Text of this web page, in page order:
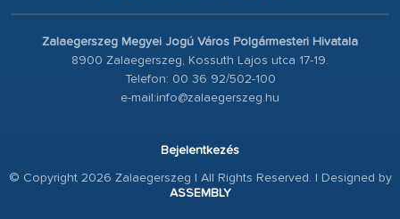
Zalaegerszeg Megyei Jogú Város Polgármesteri Hivatala
8900 Zalaegerszeg, Kossuth Lajos utca 17-19.
Telefon: 00 36 92/502-100
e-mail:info@zalaegerszeg.hu
Bejelentkezés
© Copyright 2026 Zalaegerszeg | All Rights Reserved. | Designed by
ASSEMBLY